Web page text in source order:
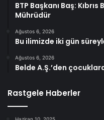
BTP Başkanı Baş: Kıbrıs
Mührüdür
Ağustos 6, 2026
Bu ilimizde iki gün
Ağustos 6, 2026
Belde A.Ş.’den
Rastgele Haberler